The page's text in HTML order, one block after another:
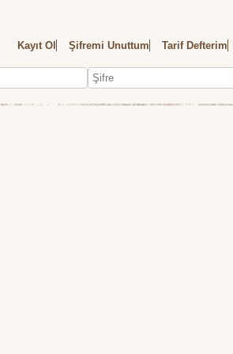
Kayıt Ol Şifremi Unuttum Tarif Defterim